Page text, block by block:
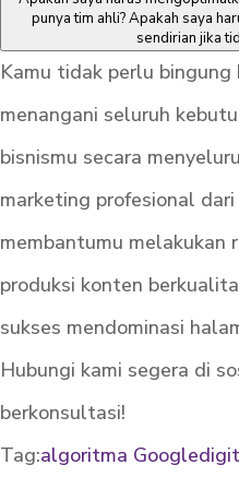
punya tim ahli?Apakah saya
sendirian jika
Kamu tidak perlu bingung
menangani seluruh
bisnismu secara
marketing profesional
membantumu melakukan
produksi konten
sukses mendominasi
Hubungi kami segera di
berkonsultasi!
Tag:algoritma Google